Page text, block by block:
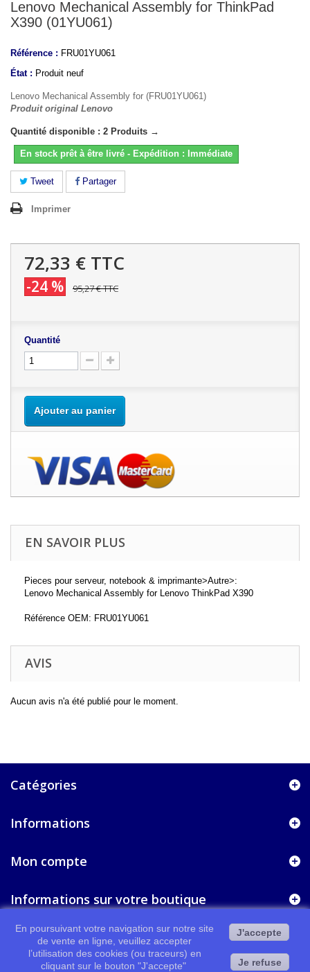
Lenovo Mechanical Assembly for ThinkPad
X390 (01YU061)
Référence : FRU01YU061
État : Produit neuf
Lenovo Mechanical Assembly for (FRU01YU061)
Produit original Lenovo
Quantité disponible : 2 Produits →
En stock prêt à être livré - Expédition : Immédiate
Tweet Partager
Imprimer
72,33 € TTC
-24 % 95,27 €TTC
Quantité
Ajouter au panier
EN SAVOIR PLUS
Pieces pour serveur, notebook & imprimante>Autre>:
Lenovo Mechanical Assembly for Lenovo ThinkPad X390
Référence OEM: FRU01YU061
AVIS
Aucun avis n'a été publié pour le moment.
Catégories
Informations
Mon compte
Informations sur votre boutique
En poursuivant votre navigation sur notre site
de vente en ligne, veuillez accepter
l’utilisation des cookies (ou traceurs) en
cliquant sur le bouton "J'accepte"
J'accepte
Je refuse